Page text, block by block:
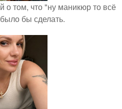
о том, что "ну маникюр то всё
бы сделать.